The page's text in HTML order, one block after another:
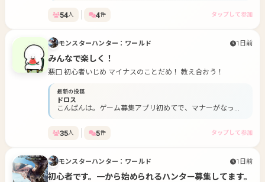
54人 4件 タップして参加
モンスターハンター：ワールド 1日前
みんなで楽しく！
悪口 初心者いじめ マイナスのことだめ！ 教え合おう！
最新の投稿
ドロス
こんばんは。ゲーム募集アプリ初めてで、マナーがなって
35人 5件 タップして参加
モンスターハンター：ワールド 1日前
初心者です。一から始められるハンター募集してます。